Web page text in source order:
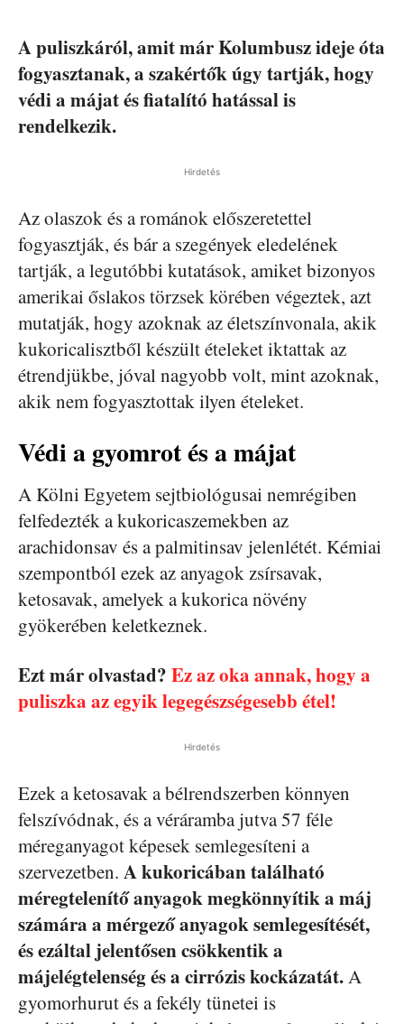
A puliszkáról, amit már Kolumbusz ideje óta
fogyasztanak, a szakértők úgy tartják, hogy
védi a májat és fiatalító hatással is
rendelkezik.
Hirdetés
Az olaszok és a románok előszeretettel
fogyasztják, és bár a szegények eledelének
tartják, a legutóbbi kutatások, amiket bizonyos
amerikai őslakos törzsek körében végeztek, azt
mutatják, hogy azoknak az életszínvonala, akik
kukoricalisztből készült ételeket iktattak az
étrendjükbe, jóval nagyobb volt, mint azoknak,
akik nem fogyasztottak ilyen ételeket.
Védi a gyomrot és a májat
A Kölni Egyetem sejtbiológusai nemrégiben
felfedezték a kukoricaszemekben az
arachidonsav és a palmitinsav jelenlétét. Kémiai
szempontból ezek az anyagok zsírsavak,
ketosavak, amelyek a kukorica növény
gyökerében keletkeznek.
Ezt már olvastad? Ez az oka annak, hogy a
puliszka az egyik legegészségesebb étel!
Hirdetés
Ezek a ketosavak a bélrendszerben könnyen
felszívódnak, és a véráramba jutva 57 féle
méreganyagot képesek semlegesíteni a
szervezetben. A kukoricában található
méregtelenítő anyagok megkönnyítik a máj
számára a mérgező anyagok semlegesítését,
és ezáltal jelentősen csökkentik a
májelégtelenség és a cirrózis kockázatát.A
gyomorhurut és a fekély tünetei is